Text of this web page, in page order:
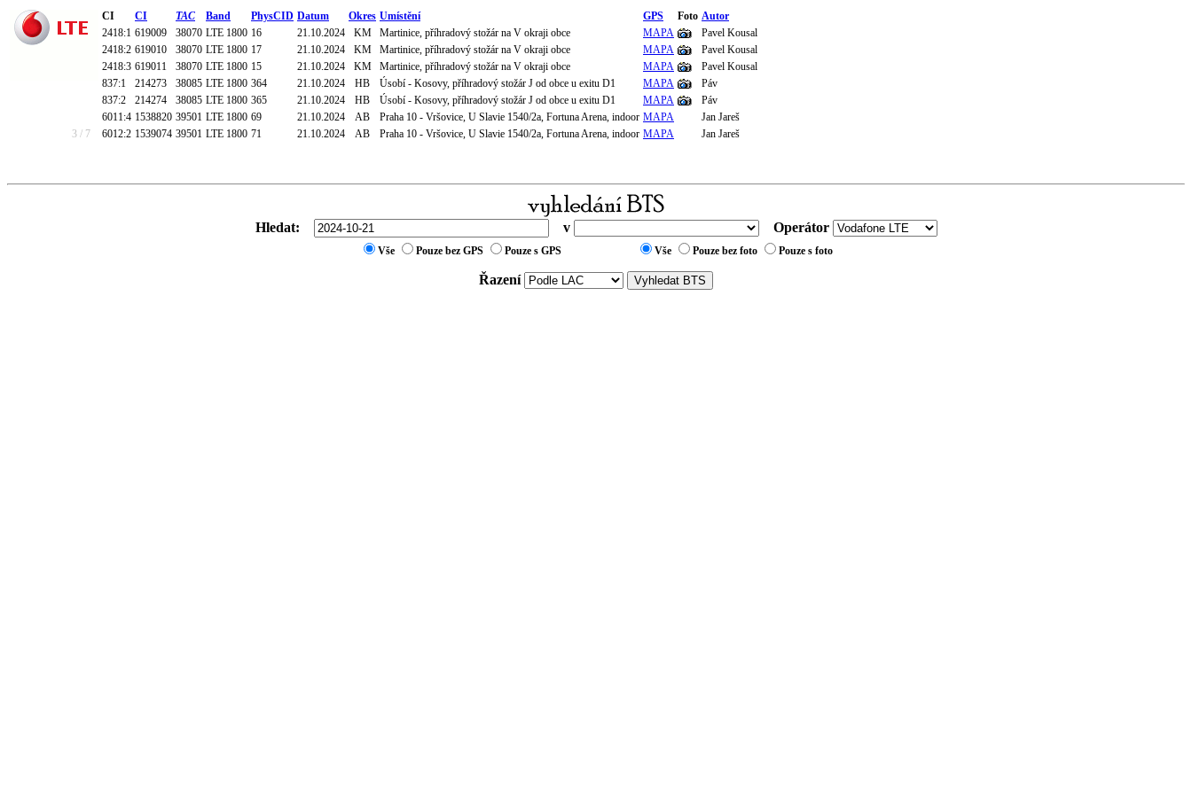
CI CI TAC Band PhysCID Datum Okres Umístění GPS Foto Autor
2418:1 619009 38070 LTE 1800 16 21.10.2024 KM Martinice, příhradový stožár na V okraji obce MAPA
Pavel Kousal
2418:2 619010 38070 LTE 1800 17 21.10.2024 KM Martinice, příhradový stožár na V okraji obce MAPA
Pavel Kousal
2418:3 619011 38070 LTE 1800 15 21.10.2024 KM Martinice, příhradový stožár na V okraji obce MAPA
Pavel Kousal
837:1
214273 38085 LTE 1800 364 21.10.2024 HB Úsobí - Kosovy, příhradový stožár J od obce u exitu D1 MAPA
Páv
837:2
214274 38085 LTE 1800 365 21.10.2024 HB Úsobí - Kosovy, příhradový stožár J od obce u exitu D1 MAPA
Páv
6011:4 1538820 39501 LTE 1800 69 21.10.2024 AB Praha 10 - Vršovice, U Slavie 1540/2a, Fortuna Arena, indoor MAPA
Jan Jareš
3 / 7
6012:2 1539074 39501 LTE 1800 71 21.10.2024 AB Praha 10 - Vršovice, U Slavie 1540/2a, Fortuna Arena, indoor MAPA Jan Jareš
Hledat: v Operátor
Vše Pouze bez GPS Pouze s GPS Vše Pouze bez foto Pouze s foto
Řazení